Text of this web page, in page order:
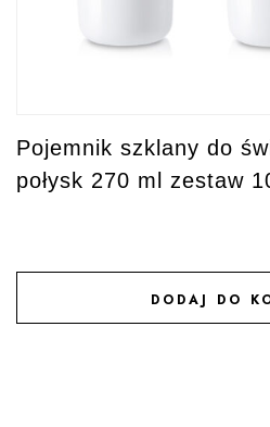
Pojemnik szklany do
połysk 270 ml zestaw
DODAJ DO
DODAJ DO